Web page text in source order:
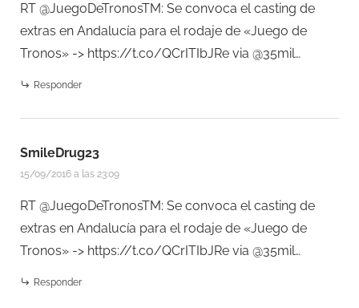
RT @JuegoDeTronosTM: Se convoca el casting de
extras en Andalucía para el rodaje de «Juego de
Tronos» -> https://t.co/QCrITIbJRe via @35mil…
Responder
SmileDrug23
15/09/2016 a las 23:09
RT @JuegoDeTronosTM: Se convoca el casting de
extras en Andalucía para el rodaje de «Juego de
Tronos» -> https://t.co/QCrITIbJRe via @35mil…
Responder